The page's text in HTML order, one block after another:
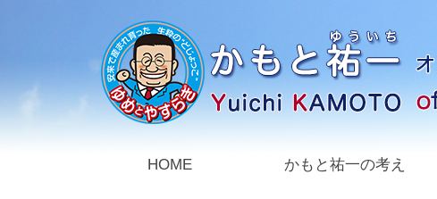
HOME かもと祐一の考え